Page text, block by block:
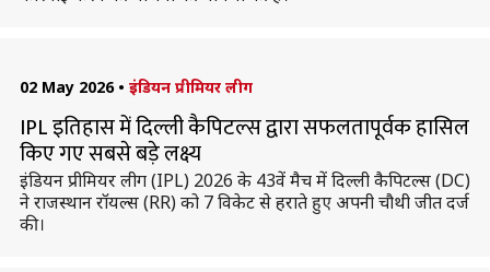
02 May 2026 • इंडियन प्रीमियर लीग
IPL इतिहास में दिल्ली कैपिटल्स द्वारा सफलतापूर्वक हासिल
किए गए सबसे बड़े लक्ष्य
इंडियन प्रीमियर लीग (IPL) 2026 के 43वें मैच में दिल्ली कैपिटल्स (DC)
ने राजस्थान रॉयल्स (RR) को 7 विकेट से हराते हुए अपनी चौथी जीत दर्ज
की।